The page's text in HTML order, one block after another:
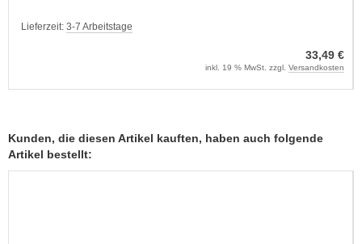
Lieferzeit: 3-7 Arbeitstage
33,49 €
inkl. 19 % MwSt. zzgl. Versandkosten
Kunden, die diesen Artikel kauften, haben auch folgende
Artikel bestellt: